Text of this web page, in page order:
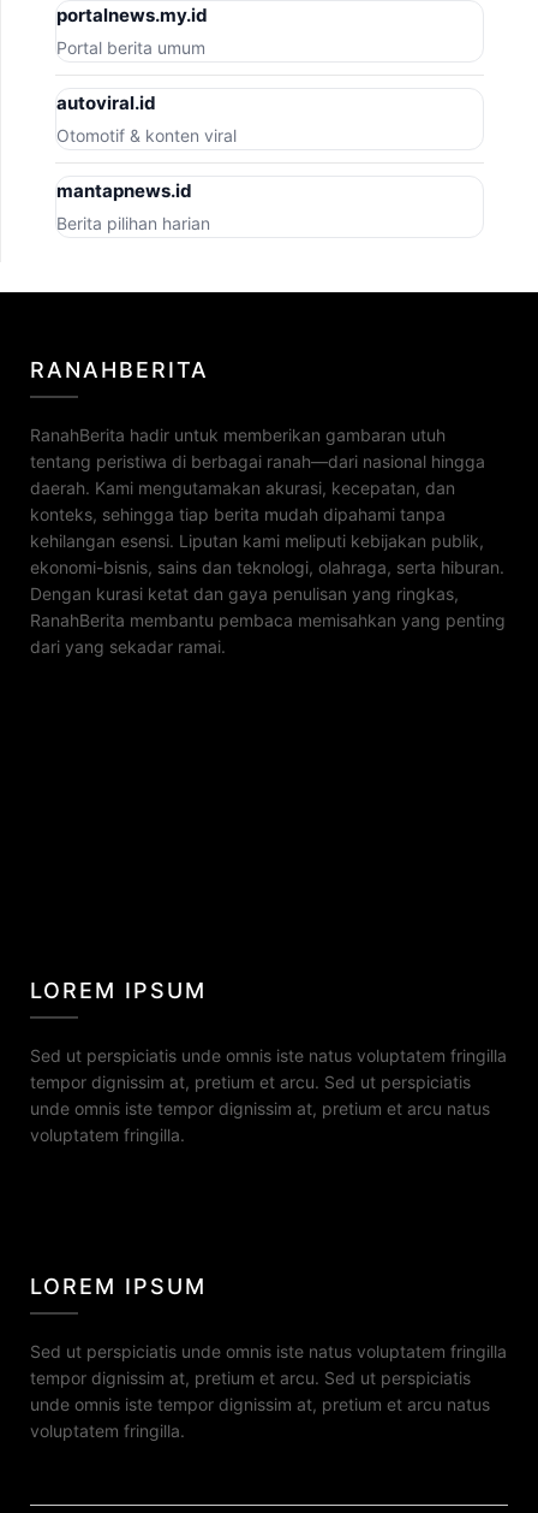
portalnews.my.id
Portal berita umum
autoviral.id
Otomotif & konten viral
mantapnews.id
Berita pilihan harian
RANAHBERITA
RanahBerita hadir untuk memberikan gambaran utuh
tentang peristiwa di berbagai ranah—dari nasional hingga
daerah. Kami mengutamakan akurasi, kecepatan, dan
konteks, sehingga tiap berita mudah dipahami tanpa
kehilangan esensi. Liputan kami meliputi kebijakan publik,
ekonomi-bisnis, sains dan teknologi, olahraga, serta hiburan.
Dengan kurasi ketat dan gaya penulisan yang ringkas,
RanahBerita membantu pembaca memisahkan yang penting
dari yang sekadar ramai.
LOREM IPSUM
Sed ut perspiciatis unde omnis iste natus voluptatem fringilla
tempor dignissim at, pretium et arcu. Sed ut perspiciatis
unde omnis iste tempor dignissim at, pretium et arcu natus
voluptatem fringilla.
LOREM IPSUM
Sed ut perspiciatis unde omnis iste natus voluptatem fringilla
tempor dignissim at, pretium et arcu. Sed ut perspiciatis
unde omnis iste tempor dignissim at, pretium et arcu natus
voluptatem fringilla.